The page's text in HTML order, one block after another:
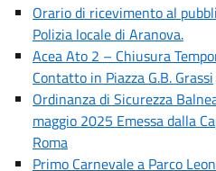
Orario di ricevimento al
Polizia locale di Aranova.
Acea Ato 2 – Chiusura
Contatto in Piazza G.B. Grassi
Ordinanza di Sicurezza
maggio 2025 Emessa dalla
Roma
Primo Carnevale a Parco